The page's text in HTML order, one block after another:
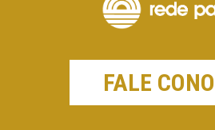
FALE